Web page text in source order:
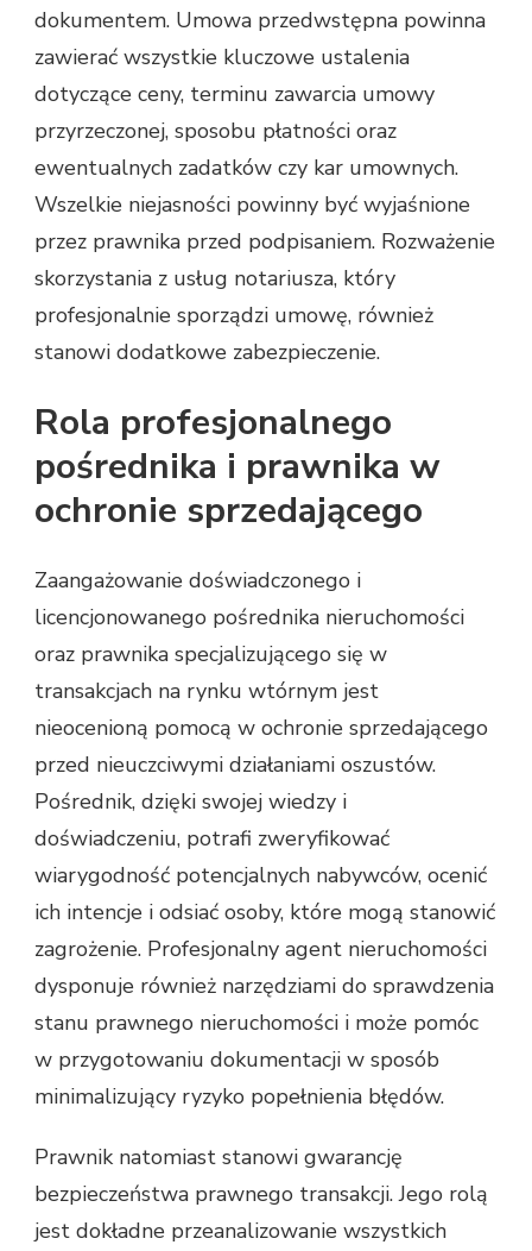
dokumentem. Umowa przedwstępna powinna
zawierać wszystkie kluczowe ustalenia
dotyczące ceny, terminu zawarcia umowy
przyrzeczonej, sposobu płatności oraz
ewentualnych zadatków czy kar umownych.
Wszelkie niejasności powinny być wyjaśnione
przez prawnika przed podpisaniem. Rozważenie
skorzystania z usług notariusza, który
profesjonalnie sporządzi umowę, również
stanowi dodatkowe zabezpieczenie.
Rola profesjonalnego
pośrednika i prawnika w
ochronie sprzedającego
Zaangażowanie doświadczonego i
licencjonowanego pośrednika nieruchomości
oraz prawnika specjalizującego się w
transakcjach na rynku wtórnym jest
nieocenioną pomocą w ochronie sprzedającego
przed nieuczciwymi działaniami oszustów.
Pośrednik, dzięki swojej wiedzy i
doświadczeniu, potrafi zweryfikować
wiarygodność potencjalnych nabywców, ocenić
ich intencje i odsiać osoby, które mogą stanowić
zagrożenie. Profesjonalny agent nieruchomości
dysponuje również narzędziami do sprawdzenia
stanu prawnego nieruchomości i może pomóc
w przygotowaniu dokumentacji w sposób
minimalizujący ryzyko popełnienia błędów.
Prawnik natomiast stanowi gwarancję
bezpieczeństwa prawnego transakcji. Jego rolą
jest dokładne przeanalizowanie wszystkich